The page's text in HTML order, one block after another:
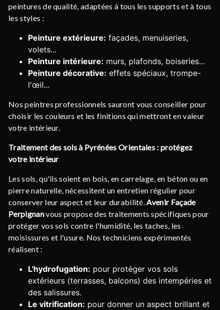
peintures de qualité, adaptées à tous les supports et à tous
les styles :
Peinture extérieure: façades, menuiseries,
volets...
Peinture intérieure: murs, plafonds, boiseries...
Peinture décorative: effets spéciaux, trompe-
l'œil...
Nos peintres professionnels sauront vous conseiller pour
choisir les couleurs et les finitions qui mettront en valeur
votre intérieur.
Traitement des sols à Pyrénées Orientales : protégez
votre intérieur
Les sols, qu'ils soient en bois, en carrelage, en béton ou en
pierre naturelle, nécessitent un entretien régulier pour
conserver leur aspect et leur durabilité.Avenir Façade
Perpignanvous propose des traitements spécifiques pour
protéger vos sols contre l'humidité, les taches, les
moisissures et l'usure. Nos techniciens expérimentés
réalisent :
L'hydrofugation: pour protéger vos sols
extérieurs (terrasses, balcons) des intempéries et
des salissures.
Le vitrification: pour donner un aspect brillant et